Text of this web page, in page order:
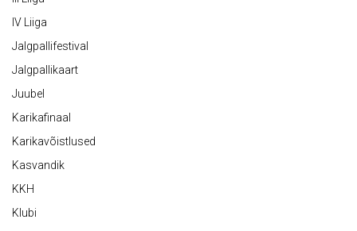
IV Liiga
Jalgpallifestival
Jalgpallikaart
Juubel
Karikafinaal
Karikavõistlused
Kasvandik
KKH
Klubi